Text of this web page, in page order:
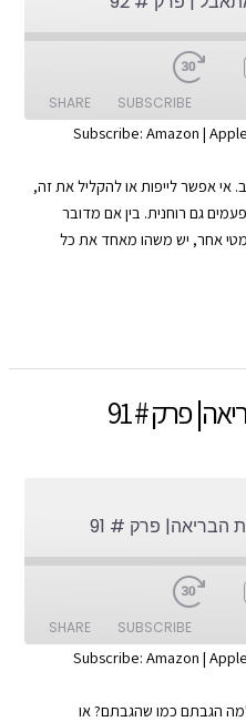
SUBSCRIBE
SHARE
YouTube
Subscribe: Amazon |
אי אפשר לייפות או להקליל את זה,
גם רוחנית. בין אם מדובר
אחר, יש משהו מאחד את כל
פרק # 91
פרק # 91
SUBSCRIBE
SHARE
Subscribe: Amazon |
הגבתם כמו שהגבתם? או